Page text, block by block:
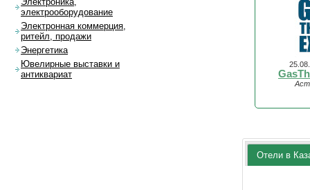
Отели в
электрооборудование
Электронная коммерция,
ритейл, продажи
Энергетика
Ювелирные выставки и
антиквариат